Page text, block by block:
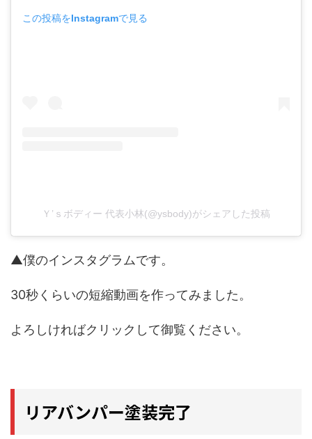
この投稿をInstagramで見る
Ｙ’ｓボディー 代表小林(@ysbody)がシェアした投稿
▲僕のインスタグラムです。
30秒くらいの短縮動画を作ってみました。
よろしければクリックして御覧ください。
リアバンパー塗装完了